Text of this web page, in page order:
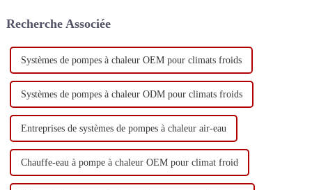
Recherche Associée
Systèmes de pompes à chaleur OEM pour climats froids
Systèmes de pompes à chaleur ODM pour climats froids
Entreprises de systèmes de pompes à chaleur air-eau
Chauffe-eau à pompe à chaleur OEM pour climat froid